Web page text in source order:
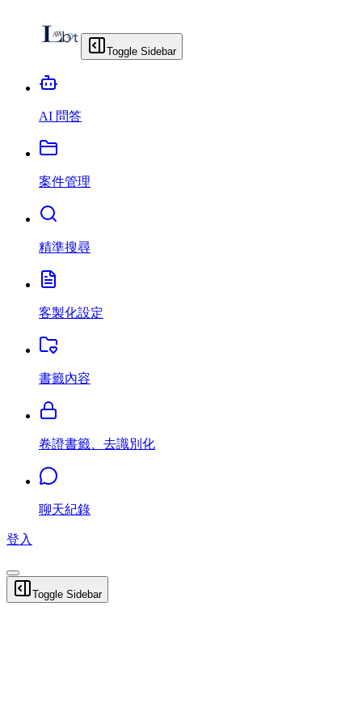
Toggle Sidebar
AI 問答
案件管理
精準搜尋
客製化設定
書籤內容
卷證書籤、去識別化
聊天紀錄
登入
Toggle Sidebar